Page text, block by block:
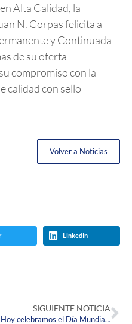
Alta Calidad, la
N. Corpas felicita a
y Continuada
de su oferta
compromiso con la
calidad con sello
Volver a Noticias
LinkedIn
SIGUIENTE NOTICIA
¡Hoy celebramos el Día Mundial de la Actividad Física!